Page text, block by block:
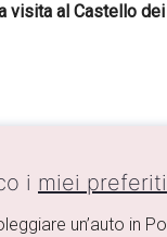
visita al Castello
i miei preferiti
un’auto in